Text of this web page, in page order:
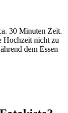
30 Minuten Zeit.
Hochzeit nicht zu
dem Essen